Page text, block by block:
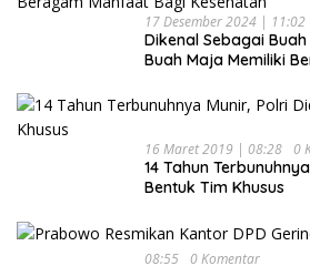
17 Desember 2024 | 11:02
Dikenal Sebagai
Buah Maja Memiliki
16 Maret 2019 | 08:28 0
14 Tahun
Bentuk Tim Khusus
08:55 0 Komentar